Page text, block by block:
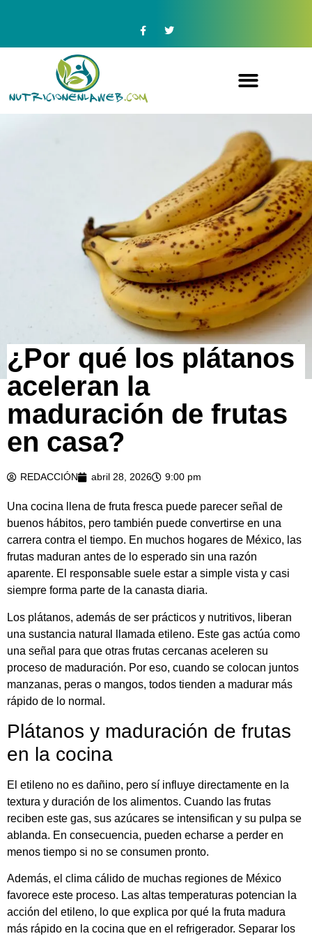
¿Por qué los plátanos
aceleran la
maduración de frutas
en casa?
REDACCIÓN abril 28, 2026 9:00 pm
Una cocina llena de fruta fresca puede parecer señal de
buenos hábitos, pero también puede convertirse en una
carrera contra el tiempo. En muchos hogares de México, las
frutas maduran antes de lo esperado sin una razón
aparente. El responsable suele estar a simple vista y casi
siempre forma parte de la canasta diaria.
Los plátanos, además de ser prácticos y nutritivos, liberan
una sustancia natural llamada etileno. Este gas actúa como
una señal para que otras frutas cercanas aceleren su
proceso de maduración. Por eso, cuando se colocan juntos
manzanas, peras o mangos, todos tienden a madurar más
rápido de lo normal.
Plátanos y maduración de frutas
en la cocina
El etileno no es dañino, pero sí influye directamente en la
textura y duración de los alimentos. Cuando las frutas
reciben este gas, sus azúcares se intensifican y su pulpa se
ablanda. En consecuencia, pueden echarse a perder en
menos tiempo si no se consumen pronto.
Además, el clima cálido de muchas regiones de México
favorece este proceso. Las altas temperaturas potencian la
acción del etileno, lo que explica por qué la fruta madura
más rápido en la cocina que en el refrigerador. Separar los